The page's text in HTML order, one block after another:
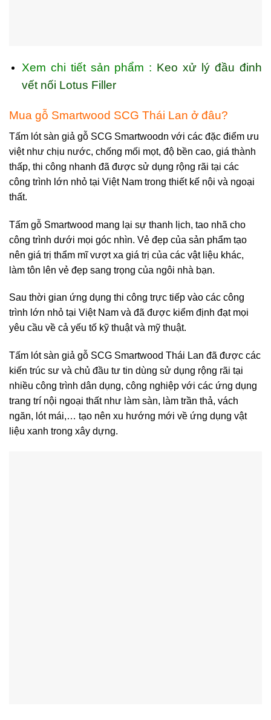
Xem chi tiết sản phẩm : Keo xử lý đầu đinh
vết nối Lotus Filler
Mua gỗ Smartwood SCG Thái Lan ở đâu?
Tấm lót sàn giả gỗ SCG Smartwoodn với các đặc điểm ưu
việt như chịu nước, chống mối mọt, độ bền cao, giá thành
thấp, thi công nhanh đã được sử dụng rộng rãi tại các
công trình lớn nhỏ tại Việt Nam trong thiết kế nội và ngoại
thất.
Tấm gỗ Smartwood mang lại sự thanh lịch, tao nhã cho
công trình dưới mọi góc nhìn. Vẻ đẹp của sản phẩm tạo
nên giá trị thẩm mĩ vượt xa giá trị của các vật liệu khác,
làm tôn lên vẻ đẹp sang trọng của ngôi nhà bạn.
Sau thời gian ứng dụng thi công trực tiếp vào các công
trình lớn nhỏ tại Việt Nam và đã được kiểm định đạt mọi
yêu cầu về cả yếu tố kỹ thuật và mỹ thuật.
Tấm lót sàn giả gỗ SCG Smartwood Thái Lan đã được các
kiến trúc sư và chủ đầu tư tin dùng sử dụng rộng rãi tại
nhiều công trình dân dụng, công nghiệp với các ứng dụng
trang trí nội ngoại thất như làm sàn, làm trần thả, vách
ngăn, lót mái,… tạo nên xu hướng mới về ứng dụng vật
liệu xanh trong xây dựng.